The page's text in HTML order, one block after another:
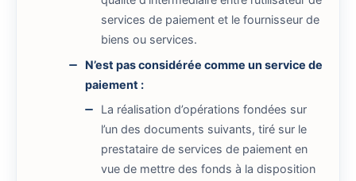
services de paiement et le fournisseur de
biens ou services.
N’est pas considérée comme un service de
paiement :
La réalisation d’opérations fondées sur
l’un des documents suivants, tiré sur le
prestataire de services de paiement en
vue de mettre des fonds à la disposition